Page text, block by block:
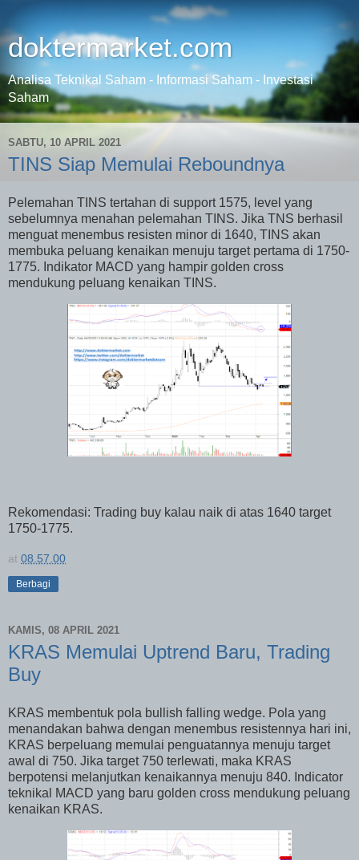
doktermarket.com
Analisa Teknikal Saham - Informasi Saham - Investasi
Saham
SABTU, 10 APRIL 2021
TINS Siap Memulai Reboundnya
Pelemahan TINS tertahan di support 1575, level yang
sebelumnya menahan pelemahan TINS. Jika TNS berhasil
menguat menembus resisten minor di 1640, TINS akan
membuka peluang kenaikan menuju target pertama di 1750-
1775. Indikator MACD yang hampir golden cross
mendukung peluang kenaikan TINS.
Rekomendasi: Trading buy kalau naik di atas 1640 target
1750-1775.
at 08.57.00
Berbagi
KAMIS, 08 APRIL 2021
KRAS Memulai Uptrend Baru, Trading
Buy
KRAS membentuk pola bullish falling wedge. Pola yang
menandakan bahwa dengan menembus resistennya hari ini,
KRAS berpeluang memulai penguatannya menuju target
awal di 750. Jika target 750 terlewati, maka KRAS
berpotensi melanjutkan kenaikannya menuju 840. Indicator
teknikal MACD yang baru golden cross mendukung peluang
kenaikan KRAS.